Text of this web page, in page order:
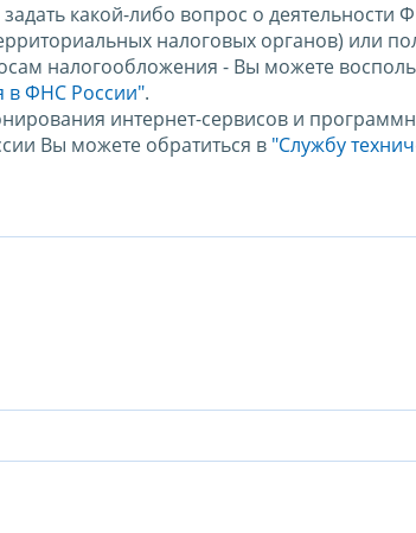
какой-либо вопрос о деятельности
налоговых органов) или
налогообложения - Вы можете
в ФНС России".
интернет-сервисов и
Вы можете обратиться в "Службу